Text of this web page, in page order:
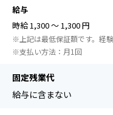
給与
時給 1,300 ～ 1,300 円
※上記は最低保証額です。経
※⽀払い⽅法：⽉1回
固定残業代
給与に含まない